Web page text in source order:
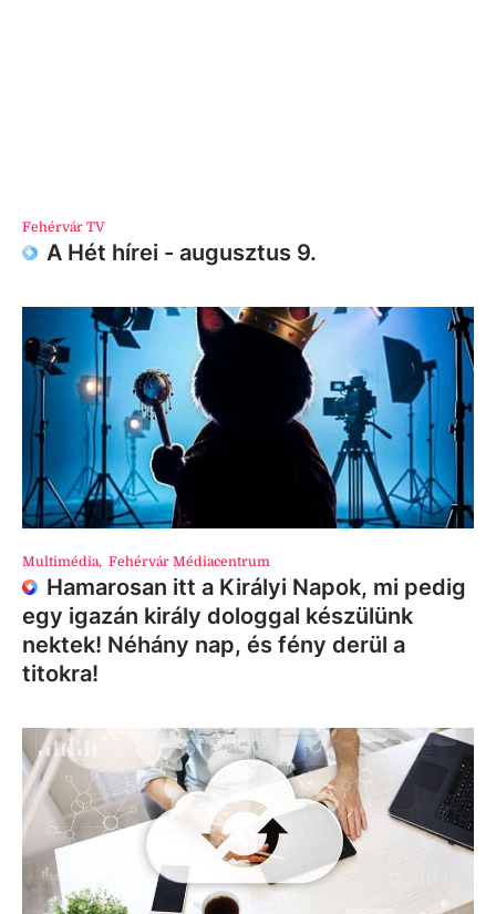
Fehérvár TV
A Hét hírei - augusztus 9.
Multimédia, Fehérvár Médiacentrum
Hamarosan itt a Királyi Napok, mi pedig
egy igazán király dologgal készülünk
nektek! Néhány nap, és fény derül a
titokra!